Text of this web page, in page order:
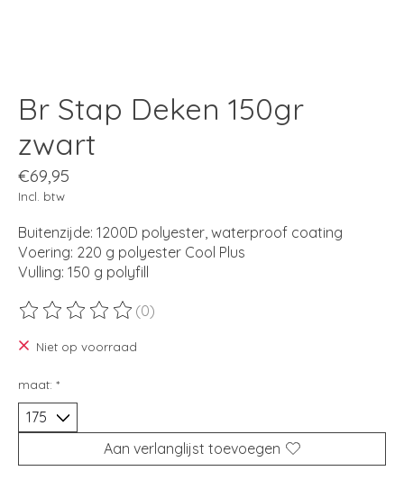
Br Stap Deken 150gr
zwart
€69,95
Incl. btw
Buitenzijde: 1200D polyester, waterproof coating
Voering: 220 g polyester Cool Plus
Vulling: 150 g polyfill
De beoordeling van dit product is
(0)
Niet op voorraad
maat: *
Aan verlanglijst toevoegen